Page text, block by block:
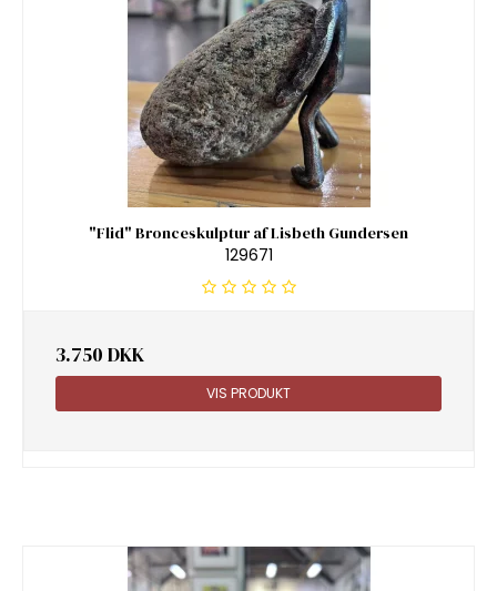
"Flid" Bronceskulptur af Lisbeth Gundersen
129671
3.750 DKK
VIS PRODUKT